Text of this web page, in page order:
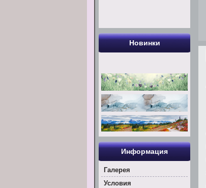
Новинки
Информация
Галерея
Условия